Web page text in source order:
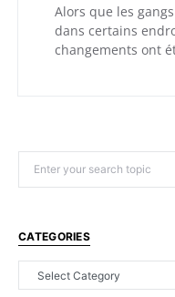
Alors que les
dans certains
changements ont
CATEGORIES